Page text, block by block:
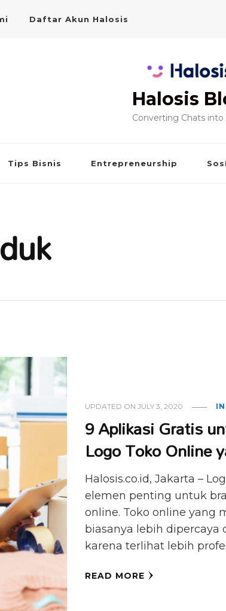
Daftar Akun Halosis
Halosis
Converting Chats into
Tips Bisnis Entrepreneurship
UPDATED ONJULY 3, 2020
9 Aplikasi Gratis
Logo Toko Online
Halosis.co.id, Jakarta –
elemen penting untuk
online. Toko online yang
biasanya lebih dipercaya
karena terlihat lebih
READ MORE